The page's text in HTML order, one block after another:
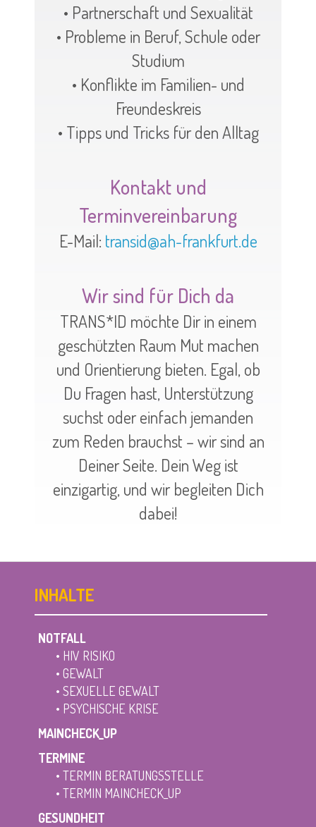
• Partnerschaft und Sexualität
• Probleme in Beruf, Schule oder
Studium
• Konflikte im Familien- und
Freundeskreis
• Tipps und Tricks für den Alltag
Kontakt und
Terminvereinbarung
E-Mail: transid@ah-frankfurt.de
Wir sind für Dich da
TRANS*ID möchte Dir in einem
geschützten Raum Mut machen
und Orientierung bieten. Egal, ob
Du Fragen hast, Unterstützung
suchst oder einfach jemanden
zum Reden brauchst – wir sind an
Deiner Seite. Dein Weg ist
einzigartig, und wir begleiten Dich
dabei!
INHALTE
NOTFALL
• HIV RISIKO
• GEWALT
• SEXUELLE GEWALT
• PSYCHISCHE KRISE
MAINCHECK_UP
TERMINE
• TERMIN BERATUNGSSTELLE
• TERMIN MAINCHECK_UP
GESUNDHEIT